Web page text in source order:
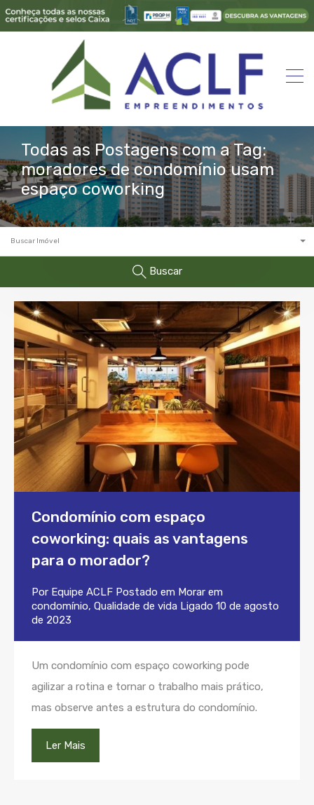
Todas as Postagens com a Tag:
moradores de condomínio usam
espaço coworking
Buscar Imóvel
Buscar
Condomínio com espaço
coworking: quais as vantagens
para o morador?
Por Equipe ACLF Postado em Morar em
condomínio, Qualidade de vida Ligado 10 de agosto
de 2023
Um condomínio com espaço coworking pode
agilizar a rotina e tornar o trabalho mais prático,
mas observe antes a estrutura do condomínio.
Ler Mais